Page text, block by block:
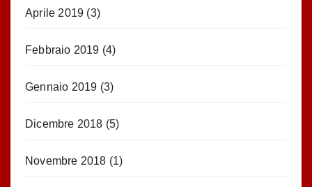
Aprile 2019 (3)
Febbraio 2019 (4)
Gennaio 2019 (3)
Dicembre 2018 (5)
Novembre 2018 (1)